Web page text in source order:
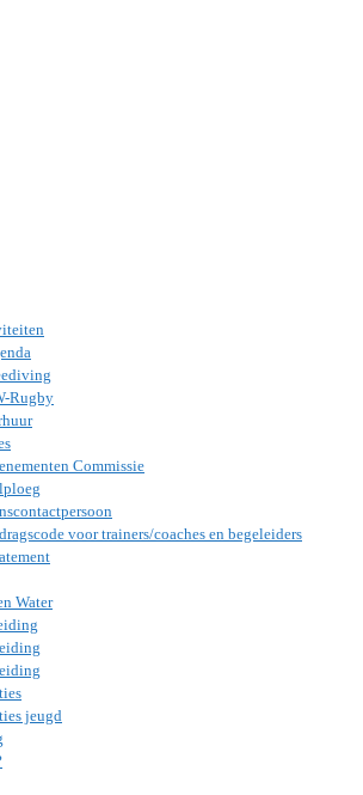
Rugby
Commissie
voor trainers/coaches en begeleiders
Water
jeugd